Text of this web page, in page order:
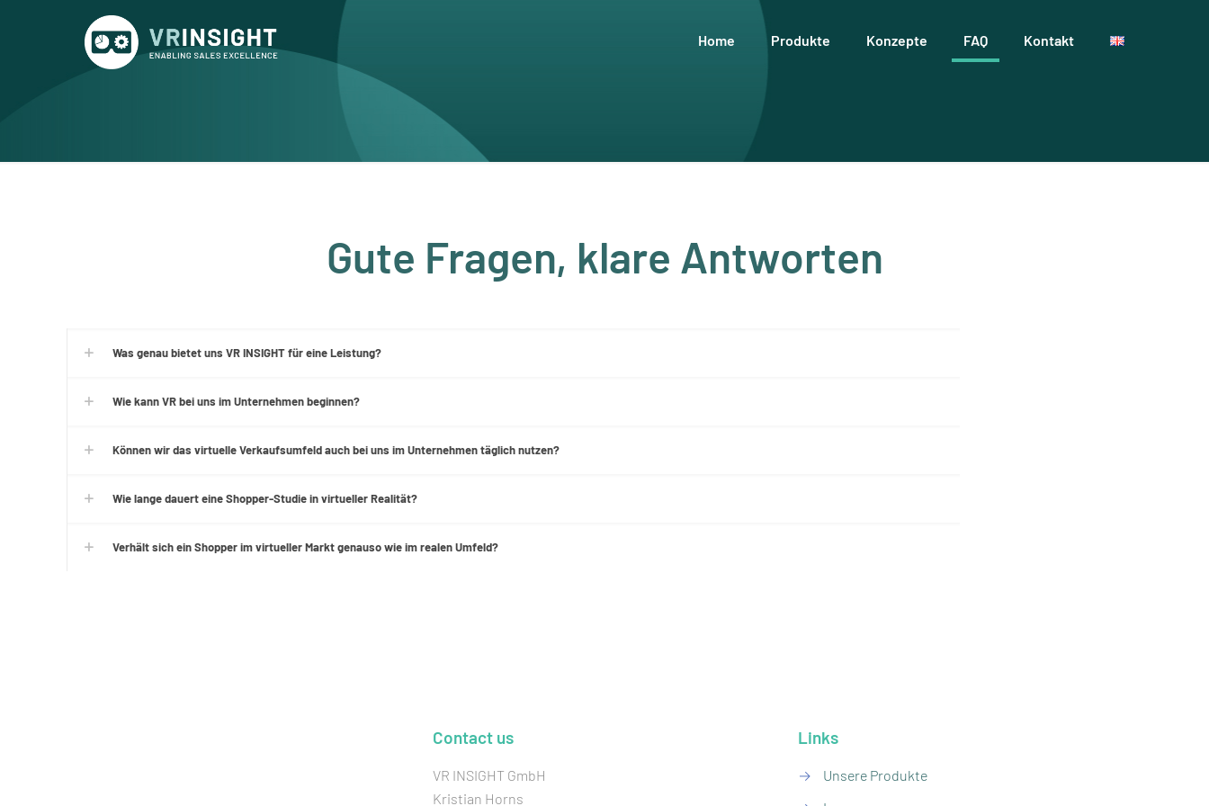
Home Produkte Konzepte FAQ Kontakt
Gute Fragen, klare Antworten
Was genau bietet uns VR INSIGHT für eine Leistung?
Wie kann VR bei uns im Unternehmen beginnen?
Können wir das virtuelle Verkaufsumfeld auch bei uns im Unternehmen täglich nutzen?
Wie lange dauert eine Shopper-Studie in virtueller Realität?
Verhält sich ein Shopper im virtueller Markt genauso wie im realen Umfeld?
Contact us
VR INSIGHT GmbH
Kristian Horns
Links
→
Unsere Produkte